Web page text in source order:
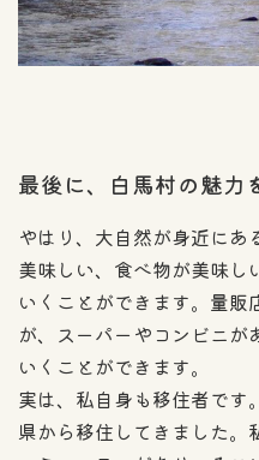
最後に、白馬村の魅力
やはり、大自然が身近に
美味しい、食べ物が美味し
いくことができます。量販
が、スーパーやコンビニが
いくことができます。
実は、私自身も移住者です
県から移住してきました。